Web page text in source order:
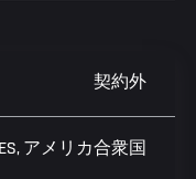
契約外
アメリカ合衆国